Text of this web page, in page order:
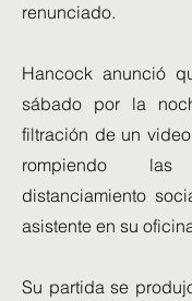
renunciado.
Hancock anunció
sábado por la
filtración de un
rompiendo
distanciamiento
asistente en su
Su partida se